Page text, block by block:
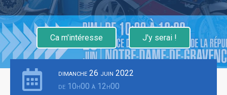
Ca m'intéresse J'y serai !
dimanche 26 juin 2022
de 10h00 à 12h00